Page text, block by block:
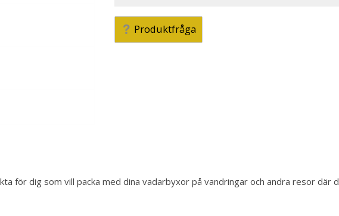
Produktfråga
för dig som vill packa med dina vadarbyxor på vandringar och andra resor där